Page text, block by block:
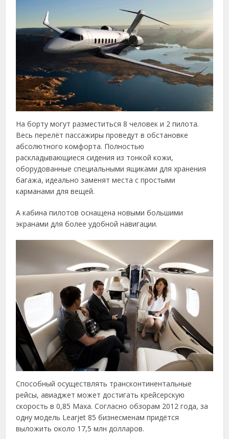
На борту могут разместиться 8 человек и 2 пилота.
Весь перелёт пассажиры проведут в обстановке
абсолютного комфорта. Полностью
раскладывающиеся сидения из тонкой кожи,
оборудованные специальными ящиками для хранения
багажа, идеально заменят места с простыми
карманами для вещей.
А кабина пилотов оснащена новыми большими
экранами для более удобной навигации.
Способный осуществлять трансконтинентальные
рейсы, авиаджет может достигать крейсерскую
скорость в 0,85 Маха. Согласно обзорам 2012 года, за
одну модель Learjet 85 бизнесменам придётся
выложить около 17,5 млн долларов.